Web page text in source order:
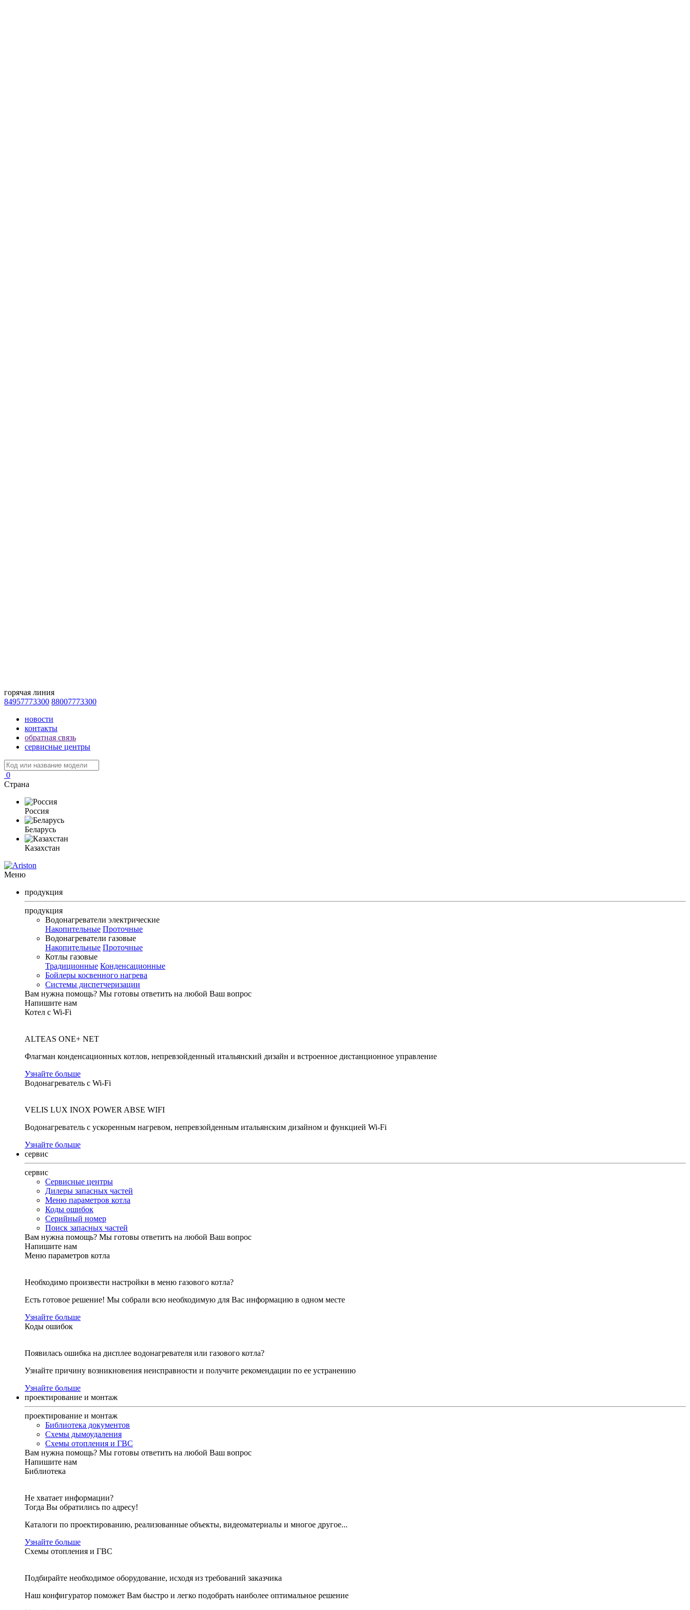
горячая линия
84957773300 88007773300
новости
контакты
обратная связь
сервисные центры
0
Страна
Россия
Беларусь
Казахстан
Меню
продукция
продукция
Водонагреватели электрические
Накопительные Проточные
Водонагреватели газовые
Накопительные Проточные
Котлы газовые
Традиционные Конденсационные
Бойлеры косвенного нагрева
Системы диспетчеризации
Вам нужна помощь? Мы готовы ответить на любой Ваш вопрос
Напишите нам
Котел с Wi-Fi
ALTEAS ONE+ NET
Флагман конденсационных котлов, непревзойденный итальянский дизайн и встроенное дистанционное управление
Узнайте больше
Водонагреватель с Wi-Fi
VELIS LUX INOX POWER ABSE WIFI
Водонагреватель с ускоренным нагревом, непревзойденным итальянским дизайном и функцией Wi-Fi
Узнайте больше
сервис
сервис
Сервисные центры
Дилеры запасных частей
Меню параметров котла
Коды ошибок
Серийный номер
Поиск запасных частей
Вам нужна помощь? Мы готовы ответить на любой Ваш вопрос
Напишите нам
Меню параметров котла
Необходимо произвести настройки в меню газового котла?
Есть готовое решение! Мы собрали всю необходимую для Вас информацию в одном месте
Узнайте больше
Коды ошибок
Появилась ошибка на дисплее водонагревателя или газового котла?
Узнайте причину возникновения неисправности и получите рекомендации по ее устранению
Узнайте больше
проектирование и монтаж
проектирование и монтаж
Библиотека документов
Схемы дымоудаления
Схемы отопления и ГВС
Вам нужна помощь? Мы готовы ответить на любой Ваш вопрос
Напишите нам
Библиотека
Не хватает информации?
Тогда Вы обратились по адресу!
Каталоги по проектированию, реализованные объекты, видеоматериалы и многое другое...
Узнайте больше
Схемы отопления и ГВС
Подбирайте необходимое оборудование, исходя из требований заказчика
Наш конфигуратор поможет Вам быстро и легко подобрать наиболее оптимальное решение